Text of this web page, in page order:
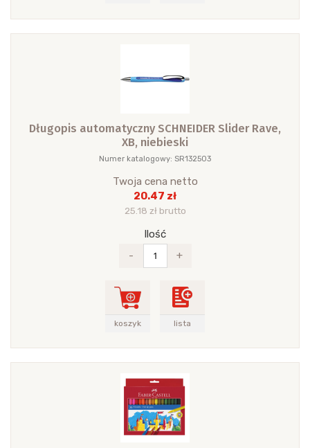
Długopis automatyczny SCHNEIDER Slider Rave,
XB, niebieski
Numer katalogowy: SR132503
Twoja cena netto
20.47 zł
25.18 zł brutto
Ilość
-
+
koszyk lista